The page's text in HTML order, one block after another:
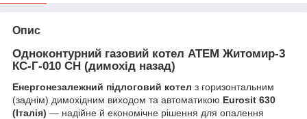
Опис
Одноконтурний газовий котел АТЕМ Житомир-3
КС-Г-010 СН (димохід назад)
Енергонезалежний підлоговий котел з горизонтальним
(заднім) димохідним виходом та автоматикою Eurosit 630
(Італія) — надійне й економічне рішення для опалення